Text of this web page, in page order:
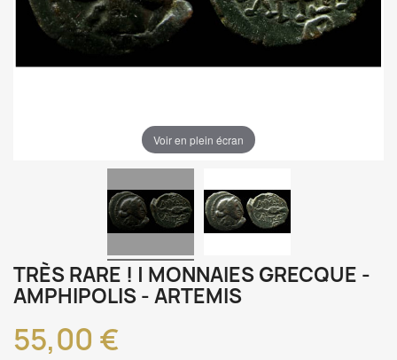
Voir en plein écran
TRÈS RARE ! | MONNAIES GRECQUE -
AMPHIPOLIS - ARTEMIS
55,00 €